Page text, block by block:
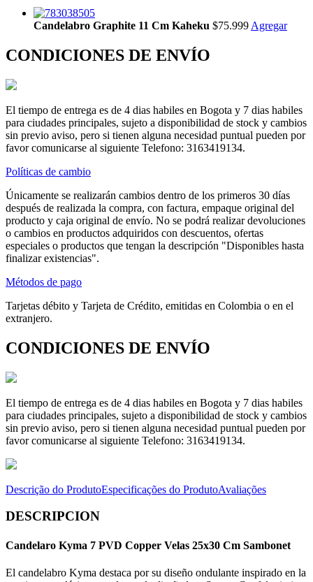
Candelabro Graphite 11 Cm Kaheku $75.999 Agregar
CONDICIONES DE ENVÍO
El tiempo de entrega es de 4 dias habiles en Bogota y 7 dias habiles
para ciudades principales, sujeto a disponibilidad de stock y cambios
sin previo aviso, pero si tienen alguna necesidad puntual pueden por
favor comunicarse al siguiente Telefono: 3163419134.
Políticas de cambio
Únicamente se realizarán cambios dentro de los primeros 30 días
después de realizada la compra, con factura, empaque original del
producto y caja original de envío. No se podrá realizar devoluciones
o cambios en productos adquiridos con descuentos, ofertas
especiales o productos que tengan la descripción "Disponibles hasta
finalizar existencias".
Métodos de pago
Tarjetas débito y Tarjeta de Crédito, emitidas en Colombia o en el
extranjero.
CONDICIONES DE ENVÍO
El tiempo de entrega es de 4 dias habiles en Bogota y 7 dias habiles
para ciudades principales, sujeto a disponibilidad de stock y cambios
sin previo aviso, pero si tienen alguna necesidad puntual pueden por
favor comunicarse al siguiente Telefono: 3163419134.
Descrição do ProdutoEspecificações do ProdutoAvaliações
DESCRIPCION
Candelaro Kyma 7 PVD Copper Velas 25x30 Cm Sambonet
El candelabro Kyma destaca por su diseño ondulante inspirado en la